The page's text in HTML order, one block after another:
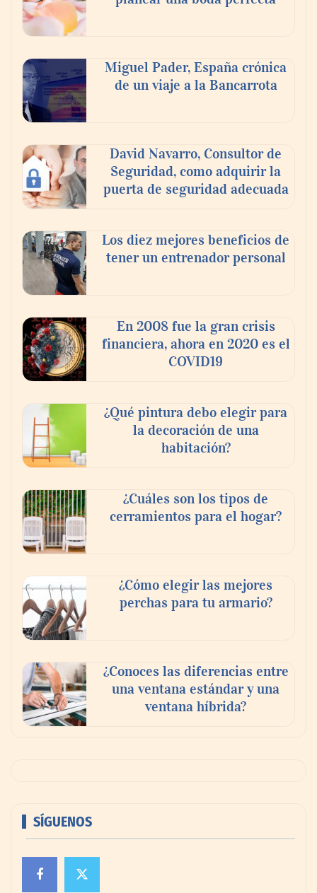
Toro Tapas inaugura su Raw Bar: una
experiencia desde mediodía hasta el
Miguel Pader, España crónica
de un viaje a la Bancarrota
David Navarro, Consultor de
Seguridad, como adquirir la
puerta de seguridad adecuada
Los diez mejores beneficios de
tener un entrenador personal
En 2008 fue la gran crisis
financiera, ahora en 2020 es el
COVID19
¿Qué pintura debo elegir para
la decoración de una
habitación?
¿Cuáles son los tipos de
cerramientos para el hogar?
¿Cómo elegir las mejores
perchas para tu armario?
¿Conoces las diferencias entre
una ventana estándar y una
ventana híbrida?
SÍGUENOS